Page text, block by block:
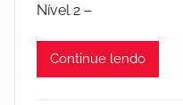
Nível 2 –
Continue lendo